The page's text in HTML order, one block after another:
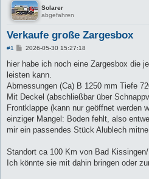
Solarer
abgefahren
Verkaufe große Zargesbox
#1
B
i
r
a
2026-05-30 15:27:18
hier habe ich noch eine Zargesbox die
leisten kann.
Abmessungen (Ca) B 1250 mm Tiefe
Mit Deckel (abschließbar über
Frontklappe (kann nur geöffnet werden
einziger Mangel: Boden fehlt, also
mir ein passendes Stück Alublech
Standort ca 100 Km von Bad Kissingen/
Ich könnte sie mit dahin bringen oder